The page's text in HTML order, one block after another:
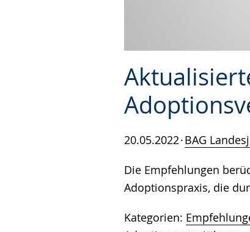
20.05.2022 BAG
Die Empfehlungen
Adoptionspraxis, die
Kategorien: